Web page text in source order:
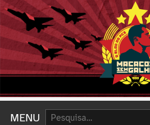
MENU Pesquisar: